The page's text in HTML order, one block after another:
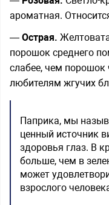
ароматная.
— Острая.
порошок среднего
слабее, чем порошок
любителям жгучих
Паприка, мы
ценный источник
здоровья глаз. В
больше, чем в
может
взрослого